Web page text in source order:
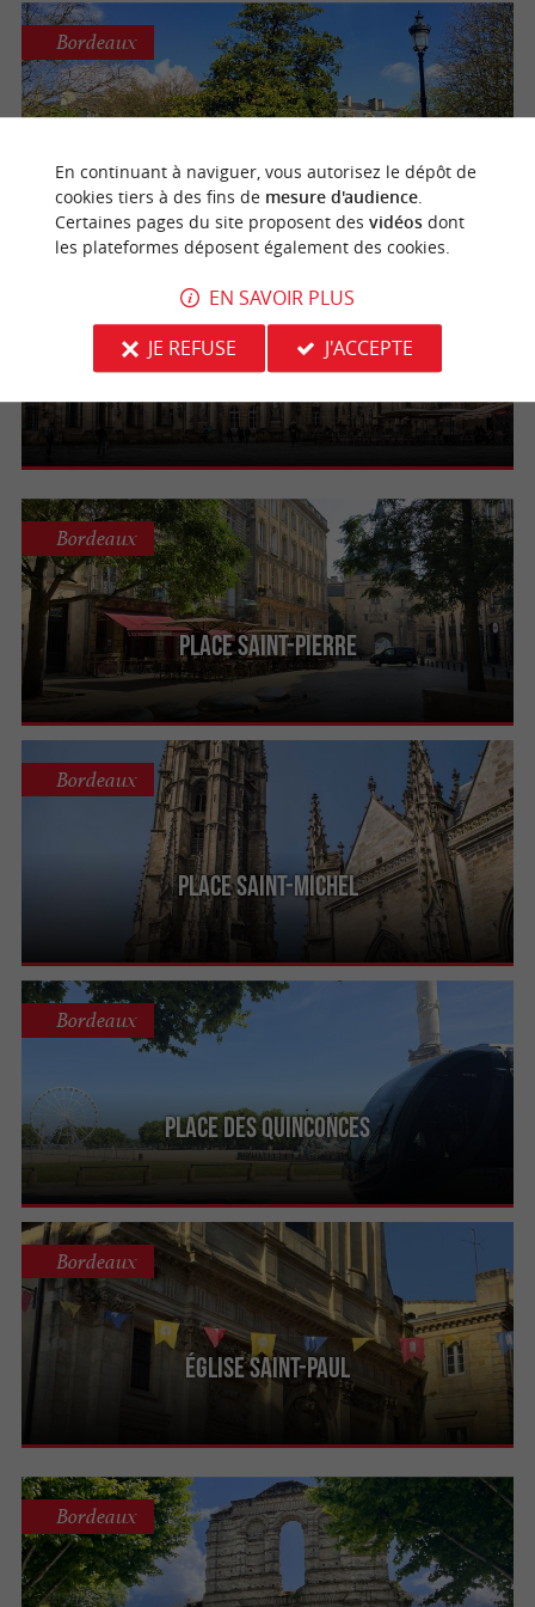
Bordeaux
Place Saint-Pierre
Bordeaux
Place Saint-Michel
Bordeaux
Place des Quinconces
Bordeaux
Église Saint-Paul
Bordeaux
Bordeaux
En continuant à naviguer, vous autorisez le dépôt de
cookies tiers à des fins de mesure d'audience.
Certaines pages du site proposent des vidéosdont
les plateformes déposent également des cookies.
EN SAVOIR PLUS
JE REFUSE
J'ACCEPTE